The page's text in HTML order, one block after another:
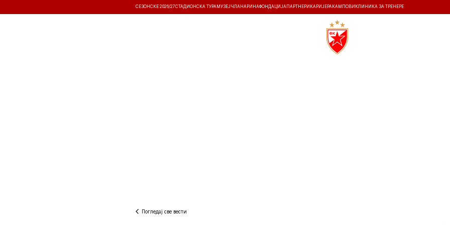
СЕЗОНСКЕ 2026/27СТАДИОНСКА ТУРА МУЗЕЈ ЧЛАНАРИНАФОНДАЦИЈА ПАРТНЕРИ КАРИЈЕРА КАМПОВИ КЛИНИКА ЗА ТРЕНЕРЕ
Погледај све вести